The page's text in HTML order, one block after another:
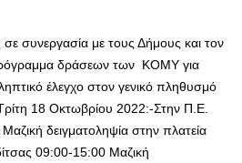
συνεργασία με τους Δήμους και τον
δράσεων των ΚΟΜΥ για
έλεγχο στον γενικό πληθυσμό
18 Οκτωβρίου 2022:-Στην Π.Ε.
δειγματοληψία στην πλατεία
09:00-15:00 Μαζική